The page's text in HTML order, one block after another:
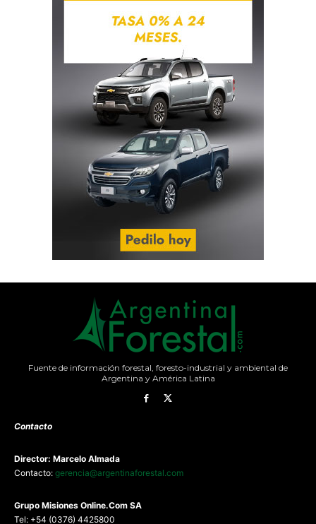
Fuente de información forestal, foresto-industrial y ambiental de
Argentina y América Latina
Contacto
Director: Marcelo Almada
Contacto: gerencia@argentinaforestal.com
Grupo Misiones Online.Com SA
Tel: +54 (0376) 4425800